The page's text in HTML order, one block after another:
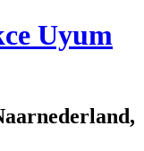
Uyum